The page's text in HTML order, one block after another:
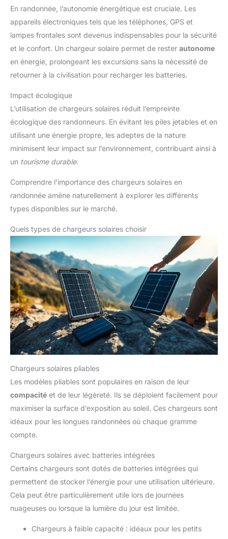
En randonnée, l’autonomie énergétique est cruciale. Les
appareils électroniques tels que les téléphones, GPS et
lampes frontales sont devenus indispensables pour la sécurité
et le confort. Un chargeur solaire permet de rester autonome
en énergie, prolongeant les excursions sans la nécessité de
retourner à la civilisation pour recharger les batteries.
Impact écologique
L’utilisation de chargeurs solaires réduit l’empreinte
écologique des randonneurs. En évitant les piles jetables et en
utilisant une énergie propre, les adeptes de la nature
minimisent leur impact sur l’environnement, contribuant ainsi à
un tourisme durable.
Comprendre l’importance des chargeurs solaires en
randonnée amène naturellement à explorer les différents
types disponibles sur le marché.
Quels types de chargeurs solaires choisir
Chargeurs solaires pliables
Les modèles pliables sont populaires en raison de leur
compacité et de leur légèreté. Ils se déploient facilement pour
maximiser la surface d’exposition au soleil. Ces chargeurs sont
idéaux pour les longues randonnées où chaque gramme
compte.
Chargeurs solaires avec batteries intégrées
Certains chargeurs sont dotés de batteries intégrées qui
permettent de stocker l’énergie pour une utilisation ultérieure.
Cela peut être particulièrement utile lors de journées
nuageuses ou lorsque la lumière du jour est limitée.
Chargeurs à faible capacité : idéaux pour les petits